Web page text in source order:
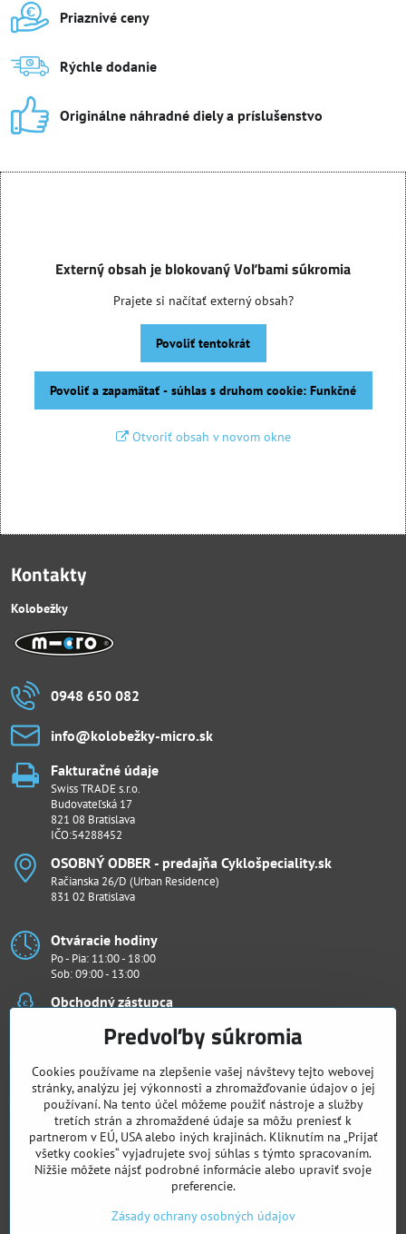
Priaznivé ceny
Rýchle dodanie
Originálne náhradné diely a príslušenstvo
Externý obsah je blokovaný Voľbami súkromia
Prajete si načítať externý obsah?
Povoliť tentokrát
Povoliť a zapamätať - súhlas s druhom cookie: Funkčné
Otvoriť obsah v novom okne
Kontakty
Kolobežky
0948 650 082
info​@kolobežky-micro​.sk
Fakturačné údaje
Swiss TRADE s.r.o.
Budovateľská 17
821 08 Bratislava
IČO:54288452
OSOBNÝ ODBER - predajňa Cyklošpeciality​.sk
Račianska 26/D (Urban Residence)
831 02 Bratislava
Otváracie hodiny
Po - Pia: 11:00 - 18:00
Sob: 09:00 - 13:00
Obchodný zástupca
Všetko k nákupu
Chcete vidieť naše novinky ako prví?
Sledujte nás
Facebook Instagram
Skladacie kolobežky
Predvoľby súkromia
Cookies používame na zlepšenie vašej návštevy tejto webovej
stránky, analýzu jej výkonnosti a zhromažďovanie údajov o jej
používaní. Na tento účel môžeme použiť nástroje a služby
tretích strán a zhromaždené údaje sa môžu preniesť k
partnerom v EÚ, USA alebo iných krajinách. Kliknutím na „Prijať
všetky cookies“ vyjadrujete svoj súhlas s týmto spracovaním.
Nižšie môžete nájsť podrobné informácie alebo upraviť svoje
preferencie.
Zásady ochrany osobných údajov